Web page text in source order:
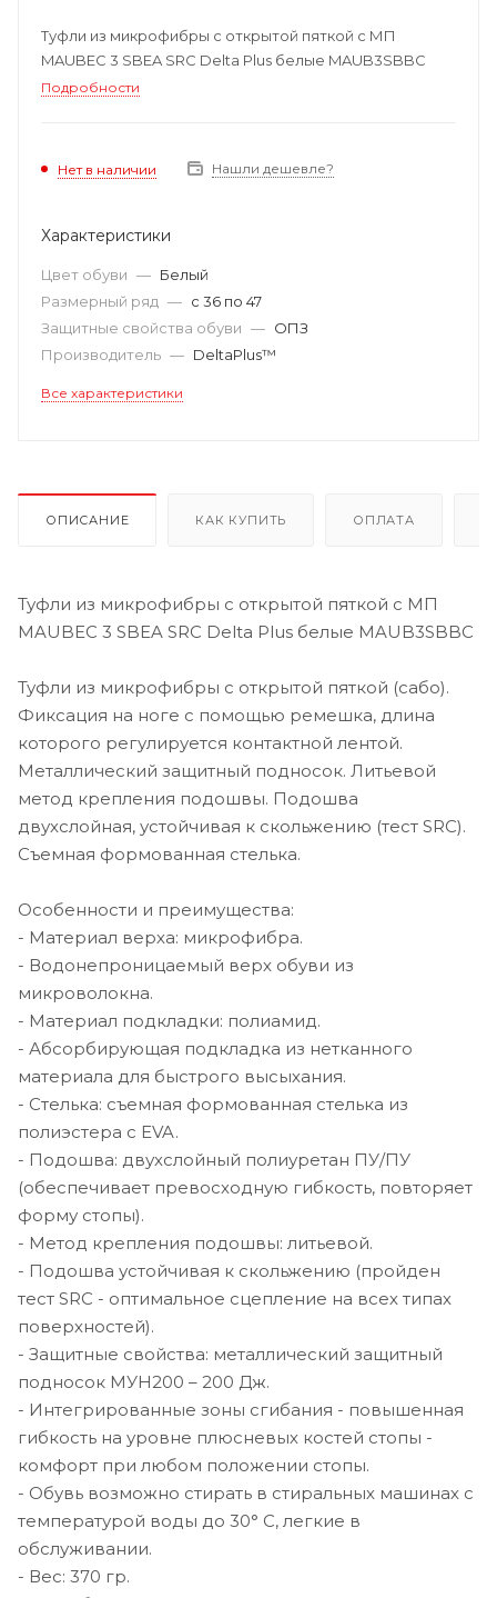
Туфли из микрофибры с открытой пяткой с МП
MAUBEC 3 SBEA SRC Delta Plus белые MAUB3SBBC
Подробности
Нет в наличии Нашли дешевле?
Характеристики
Цвет обуви — Белый
Размерный ряд — с 36 по 47
Защитные свойства обуви — ОПЗ
Производитель — DeltaPlus™
Все характеристики
ОПИСАНИЕ КАК КУПИТЬ ОПЛАТА
Туфли из микрофибры с открытой пяткой с МП
MAUBEC 3 SBEA SRC Delta Plus белые MAUB3SBBC
Туфли из микрофибры с открытой пяткой (сабо).
Фиксация на ноге с помощью ремешка, длина
которого регулируется контактной лентой.
Металлический защитный подносок. Литьевой
метод крепления подошвы. Подошва
двухслойная, устойчивая к скольжению (тест SRC).
Съемная формованная стелька.
Особенности и преимущества:
- Материал верха: микрофибра.
- Водонепроницаемый верх обуви из
микроволокна.
- Материал подкладки: полиамид.
- Абсорбирующая подкладка из нетканного
материала для быстрого высыхания.
- Стелька: съемная формованная стелька из
полиэстера с EVA.
- Подошва: двухслойный полиуретан ПУ/ПУ
(обеспечивает превосходную гибкость, повторяет
форму стопы).
- Метод крепления подошвы: литьевой.
- Подошва устойчивая к скольжению (пройден
тест SRC - оптимальное сцепление на всех типах
поверхностей).
- Защитные свойства: металлический защитный
подносок МУН200 – 200 Дж.
- Интегрированные зоны сгибания - повышенная
гибкость на уровне плюсневых костей стопы -
комфорт при любом положении стопы.
- Обувь возможно стирать в стиральных машинах с
температурой воды до 30° C, легкие в
обслуживании.
- Вес: 370 гр.